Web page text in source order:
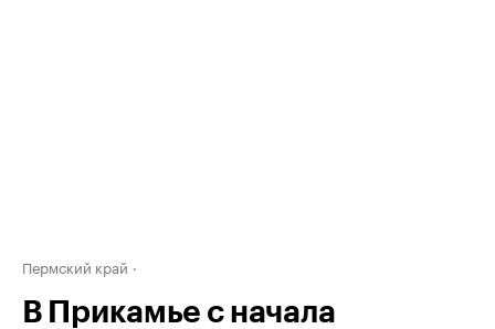
Пермский край
В Прикамье с начала